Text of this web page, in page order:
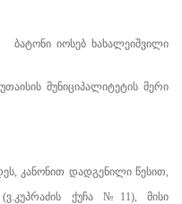
ბატონი იოსებ ხახალეიშვილი
მუნიციპალიტეტის მერი
კანონით დადგენილი წესით,
ქუჩა №11), მისი